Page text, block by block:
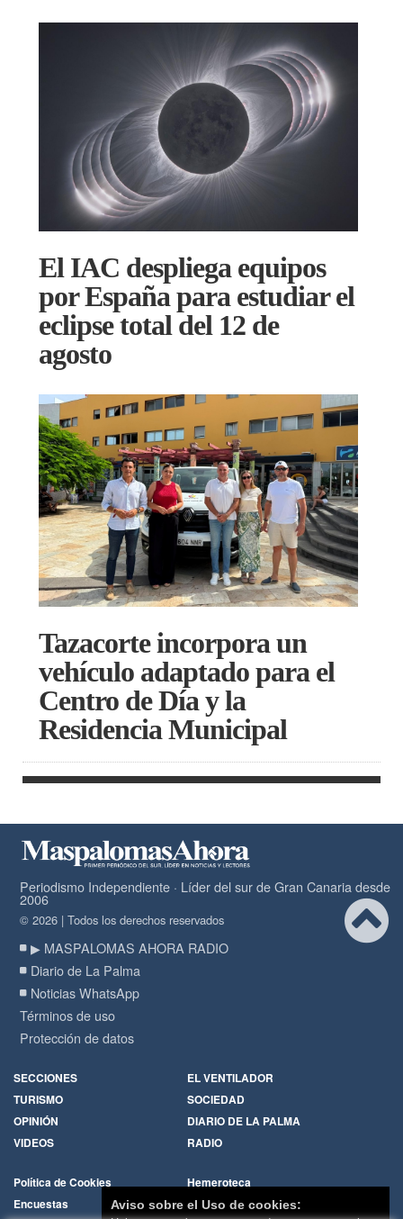
El IAC despliega equipos
por España para estudiar el
eclipse total del 12 de
agosto
Tazacorte incorpora un
vehículo adaptado para el
Centro de Día y la
Residencia Municipal
Periodismo Independiente · Líder del sur de Gran Canaria desde
2006
© 2026 | Todos los derechos reservados
▶ MASPALOMAS AHORA RADIO
Diario de La Palma
Noticias WhatsApp
Términos de uso
Protección de datos
SECCIONES
EL VENTILADOR
TURISMO
SOCIEDAD
OPINIÓN
DIARIO DE LA PALMA
VIDEOS
RADIO
Política de Cookies
Hemeroteca
Encuestas
Cartas de los lectores
Aviso sobre el Uso de cookies: